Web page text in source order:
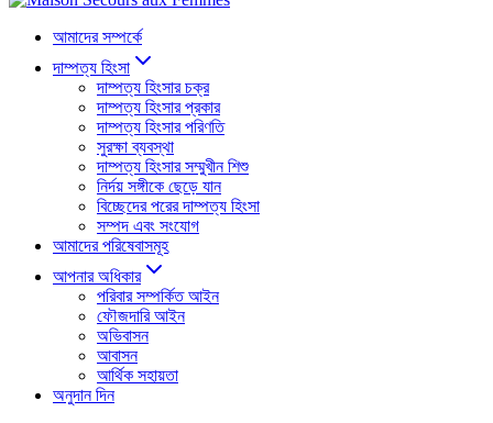
আমাদের সম্পর্কে
দাম্পত্য হিংসা
দাম্পত্য হিংসার চক্র
দাম্পত্য হিংসার প্রকার
দাম্পত্য হিংসার পরিণতি
সুরক্ষা ব্যবস্থা
দাম্পত্য হিংসার সম্মুখীন শিশু
নির্দয় সঙ্গীকে ছেড়ে যান
বিচ্ছেদের পরের দাম্পত্য হিংসা
সম্পদ এবং সংযোগ
আমাদের পরিষেবাসমূহ
আপনার অধিকার
পরিবার সম্পর্কিত আইন
ফৌজদারি আইন
অভিবাসন
আবাসন
আর্থিক সহায়তা
অনুদান দিন